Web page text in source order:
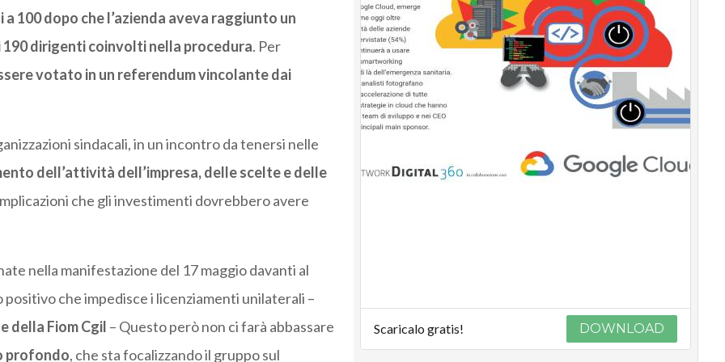
a 100 dopo che l’azienda aveva raggiunto un
dirigenti coinvolti nella procedura. Per
votato in un referendum vincolante dai
sindacali, in un incontro da tenersi nelle
dell’attività dell’impresa, delle scelte e delle
che gli investimenti dovrebbero avere
nella manifestazione del 17 maggio davanti al
che impedisce i licenziamenti unilaterali –
della Fiom Cgil – Questo però non ci farà abbassare
profondo, che sta focalizzando il gruppo sul
Scaricalo gratis! DOWNLOAD